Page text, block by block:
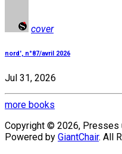
cover
nord', n°87/avril 2026
Jul 31, 2026
more books
Copyright © 2026, Presses
Powered by GiantChair. All